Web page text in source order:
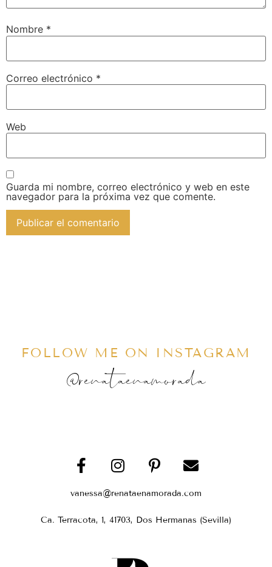
Nombre *
Correo electrónico *
Web
Guarda mi nombre, correo electrónico y web en este
navegador para la próxima vez que comente.
FOLLOW ME ON INSTAGRAM
@renataenamorada
vanessa@renataenamorada.com
Ca. Terracota, 1, 41703, Dos Hermanas (Sevilla)